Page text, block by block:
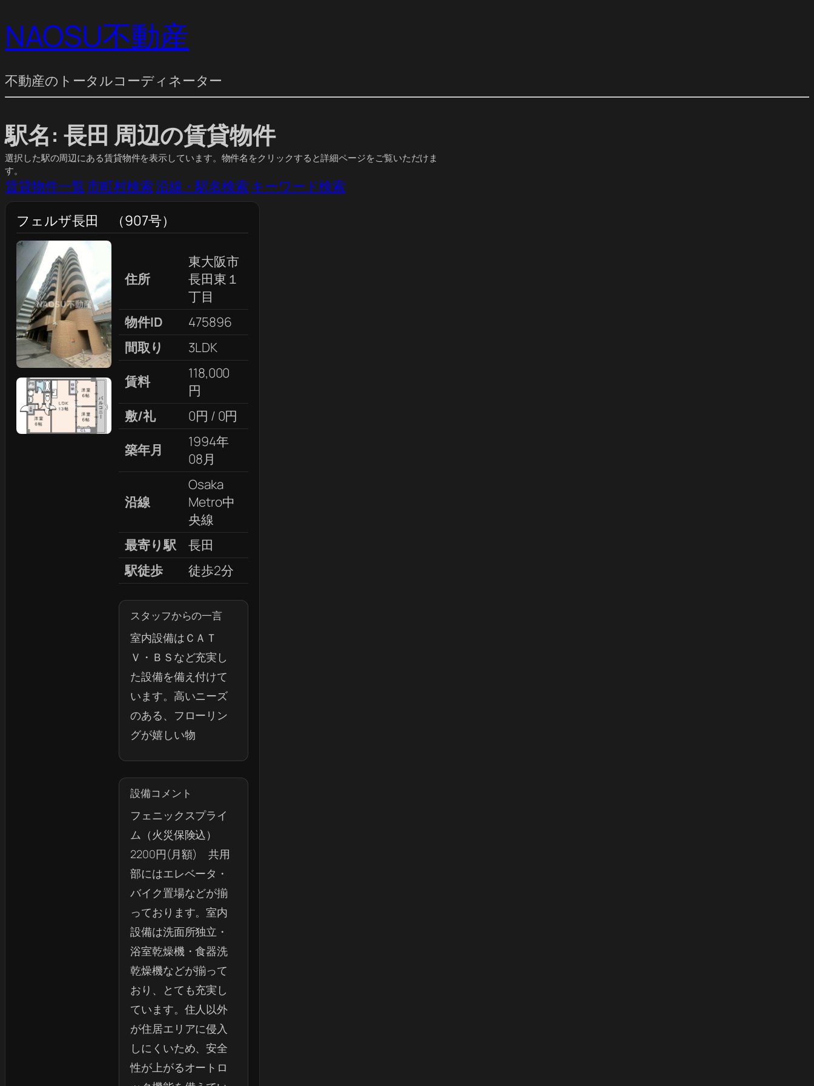
NAOSU不動産
不動産のトータルコーディネーター
駅名: 長田 周辺の賃貸物件
選択した駅の周辺にある賃貸物件を表示しています。物件名をクリックすると詳細ページをご覧いただけま
す。
賃貸物件一覧市町村検索沿線・駅名検索 キーワード検索
フェルザ長田 （907号）
住所
東大阪市
長田東１
丁目
物件ID
475896
間取り
3LDK
賃料
118,000
円
敷/礼
0円 / 0円
築年月
1994年
08月
沿線
Osaka
Metro中
央線
最寄り駅
長田
駅徒歩
徒歩2分
スタッフからの一言
室内設備はＣＡＴ
Ｖ・ＢＳなど充実し
た設備を備え付けて
います。高いニーズ
のある、フローリン
グが嬉しい物
設備コメント
フェニックスプライ
ム（火災保険込）
2200円(月額) 共用
部にはエレベータ・
バイク置場などが揃
っております。室内
設備は洗面所独立・
浴室乾燥機・食器洗
乾燥機などが揃って
おり、とても充実し
ています。住人以外
が住居エリアに侵入
しにくいため、安全
性が上がるオートロ